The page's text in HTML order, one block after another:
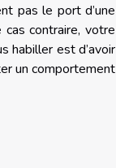
pas le port d’une
contraire, votre
habiller est d’avoir
un comportement